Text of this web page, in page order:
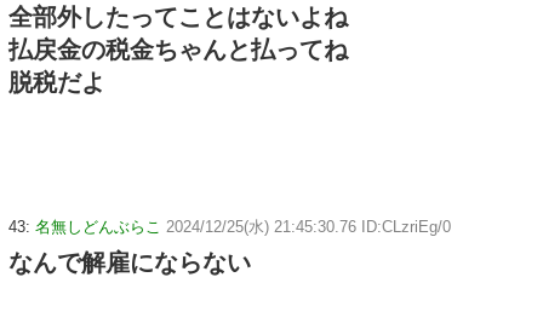
全部外したってことはないよね
払戻金の税金ちゃんと払ってね
脱税だよ
43: 名無しどんぶらこ 2024/12/25(水) 21:45:30.76 ID:CLzriEg/0
なんで解雇にならない